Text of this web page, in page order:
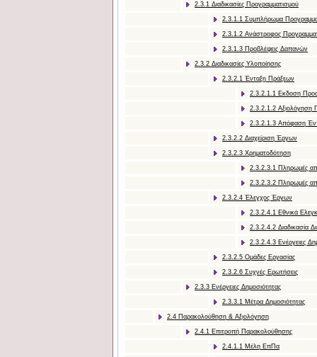
2.3.1 Διαδικασίες Προγραμματισμού
2.3.1.1 Συμπλήρωμα
2.3.1.2 Aνάστροφος
2.3.1.3 Προβλέψεις Δαπανών
2.3.2 Διαδικασίες Υλοποίησης
2.3.2.1 Ένταξη Πράξεων
2.3.2.1.1 Εκδοση
2.3.2.1.2 Αξιολόγηση
2.3.2.1.3 Απόφαση
2.3.2.2 Διαχείριση Έργων
2.3.2.3 Χρηματοδότηση
2.3.2.3.1 Πληρωμές
2.3.2.3.2 Πληρωμές
2.3.2.4 Έλεγχος Έργων
2.3.2.4.1 Εθνικά
2.3.2.4.2 Διαδικασία
2.3.2.4.3 Ενέργειες
2.3.2.5 Ομάδες Εργασίας
2.3.2.6 Συχνές Ερωτήσεις
2.3.3 Ενέργειες Δημοσιότητας
2.3.3.1 Μέτρα Δημοσιότητας
2.4 Παρακολούθηση & Αξιολόγηση
2.4.1 Επιτροπή Παρακολούθησης
2.4.1.1 Μέλη ΕπΠα